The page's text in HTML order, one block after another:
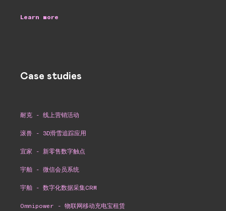
Learn more
Case studies
耐克 - 线上营销活动
滚兽 - 3D滑雪追踪应用
宜家 - 新零售数字触点
宇舶 - 微信会员系统
宇舶 - 数字化数据采集CRM
Omnipower - 物联网移动充电宝租赁